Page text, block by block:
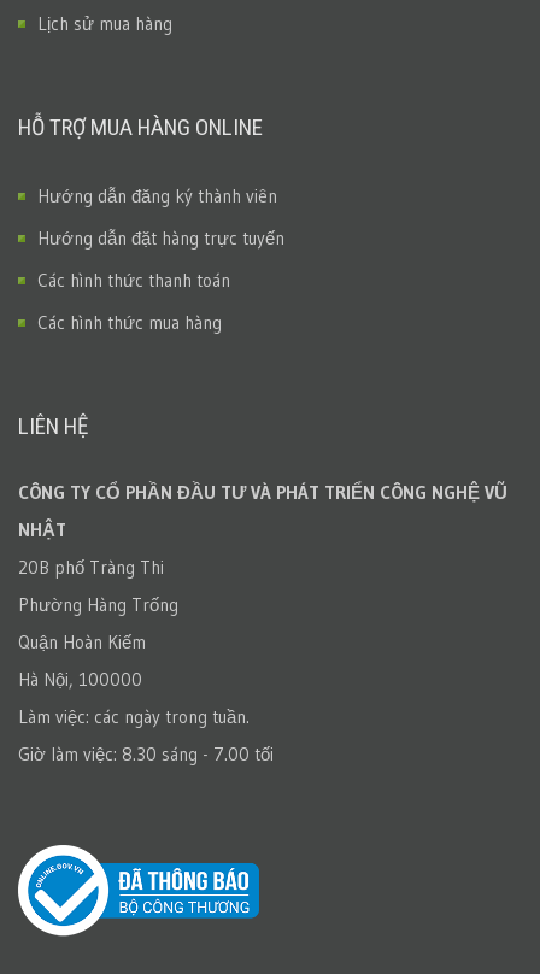
Lịch sử mua hàng
HỖ TRỢ MUA HÀNG ONLINE
Hướng dẫn đăng ký thành viên
Hướng dẫn đặt hàng trực tuyến
Các hình thức thanh toán
Các hình thức mua hàng
LIÊN HỆ
CÔNG TY CỔ PHẦN ĐẦU TƯ VÀ PHÁT TRIỂN CÔNG NGHỆ VŨ
NHẬT
20B phố Tràng Thi
Phường Hàng Trống
Quận Hoàn Kiếm
Hà Nội, 100000
Làm việc: các ngày trong tuần.
Giờ làm việc: 8.30 sáng - 7.00 tối